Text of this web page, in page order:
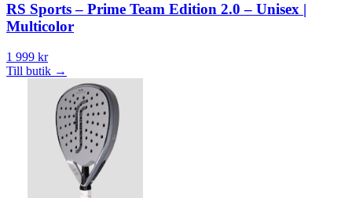
RS Sports – Prime Team Edition 2.0 – Unisex |
Multicolor
1 999 kr
Till butik →